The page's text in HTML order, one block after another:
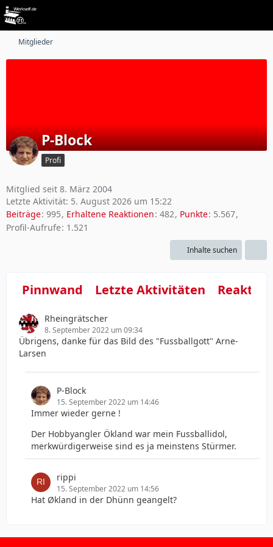
Mitglieder
P-Block
Profi
Mitglied seit 8. März 2004
Letzte Aktivität: 5. August 2026 um 15:22
Beiträge 995 Erhaltene Reaktionen 482 Punkte 5.567
Profil-Aufrufe 1.521
Inhalte suchen
Pinnwand Letzte Aktivitäten
Rheingrätscher
8. September 2022 um 09:34
Übrigens, danke für das Bild des "Fussballgott" Arne-
Larsen
P-Block
15. September 2022 um 14:46
Immer wieder gerne !
Der Hobbyangler Ökland war mein Fussballidol,
merkwürdigerweise sind es ja meinstens Stürmer.
rippi
15. September 2022 um 14:56
Hat Økland in der Dhünn geangelt?